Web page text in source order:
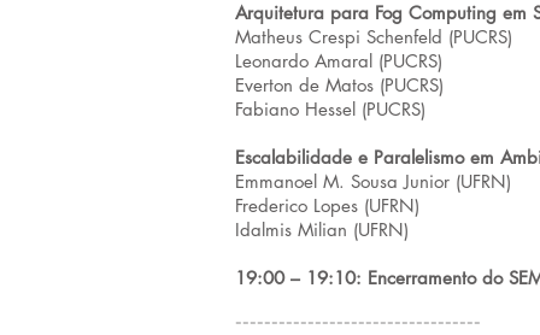
Arquitetura para Fog Computing em
Matheus Crespi Schenfeld (PUCRS)
Leonardo Amaral (PUCRS)
Everton de Matos (PUCRS)
Fabiano Hessel (PUCRS)
Escalabilidade e Paralelismo em
Emmanoel M. Sousa Junior (UFRN)
Frederico Lopes (UFRN)
Idalmis Milian (UFRN)
19:00 – 19:10: Encerramento do
----------------------------------